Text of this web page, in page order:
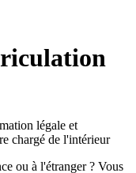
légale et
chargé de l'intérieur
ou à l'étranger ? Vous